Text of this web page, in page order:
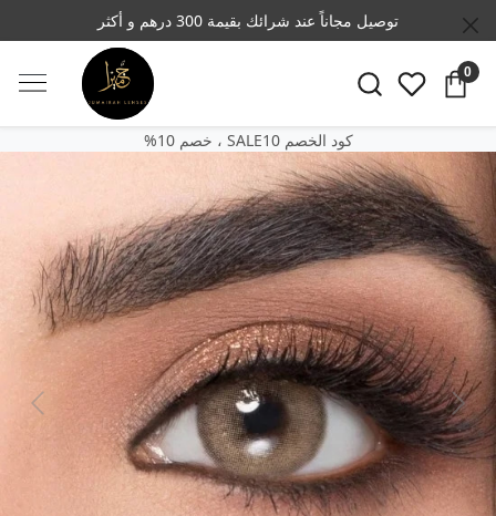
توصيل مجاناً عند شرائك بقيمة 300 درهم و أكثر
0
‎%‎خصم 10 ، SALE10 كود الخصم
Previous Next